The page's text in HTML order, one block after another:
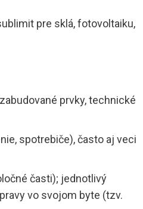
pre sklá, fotovoltaiku,
prvky, technické
spotrebiče), často aj veci
časti); jednotlivý
vo svojom byte (tzv.